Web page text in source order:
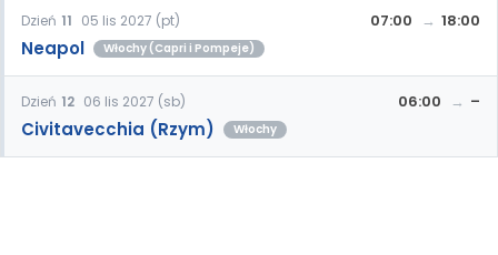
Dzień 11 05 lis 2027 (pt)
Neapol Włochy (Capri i Pompeje)
07:00 18:00
Dzień 12 06 lis 2027 (sb)
Civitavecchia (Rzym) Włochy
06:00 –